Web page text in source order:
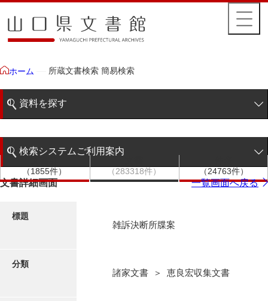
ホーム 所蔵文書検索 簡易検索
資料を探す
階層検索
写真・絵はがき
検索システムご利用案内
検索システムの利用について
（1855件）
（283318件）
（24763件）
文書詳細画面 一覧画面へ戻る
標題
雑訴決断所牒案
分類
諸家文書 ＞ 恵良宏収集文書